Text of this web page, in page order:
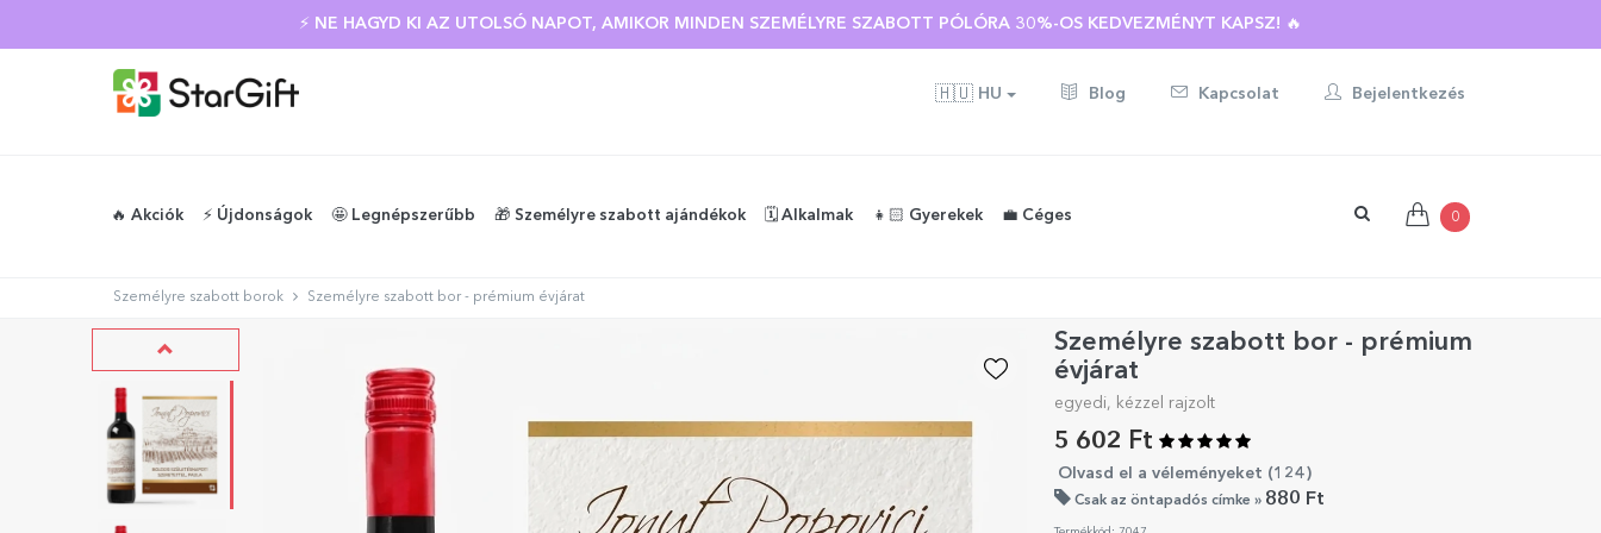
⚡ NE HAGYD KI AZ UTOLSÓ NAPOT, AMIKOR MINDEN SZEMÉLYRE SZABOTT PÓLÓRA 30%-OS KEDVEZMÉNYT KAPSZ! 🔥
🇭🇺 HU Blog Kapcsolat Bejelentkezés
🔥 Akciók ⚡️ Újdonságok 🤩 Legnépszerűbb 🎁 Személyre szabott ajándékok 🗓️ Alkalmak 👧🏻 Gyerekek 💼 Céges 0
Személyre szabott borok Személyre szabott bor - prémium évjárat
Személyre szabott bor - prémium
évjárat
egyedi, kézzel rajzolt
5 602 Ft
Olvasd el a véleményeket (124 )
Csak az öntapadós címke » 880 Ft